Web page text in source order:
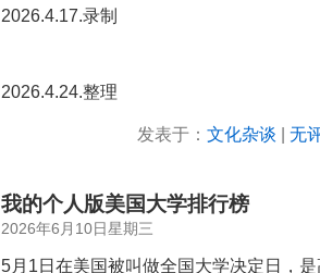
2026.4.17.录制
2026.4.24.整理
发表于： 文化杂谈 无
我的个人版美国大学排行榜
2026年6月10日星期三
5月1日在美国被叫做全国大学决定日，